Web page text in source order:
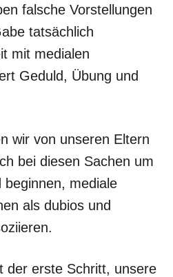
falsche Vorstellungen
tatsächlich
mit medialen
Geduld, Übung und
wir von unseren Eltern
bei diesen Sachen um
mediale
als dubios und
der erste Schritt, unsere